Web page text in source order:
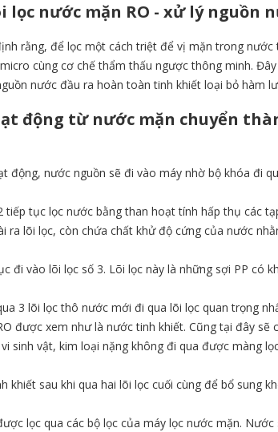
lọc nước mặn RO - xử lý nguồn
rằng, để lọc một cách triệt để vị mặn trong
cùng cơ chế thẩm thấu ngược thông minh.
nước đầu ra hoàn toàn tinh khiết loại bỏ hàm
động từ nước mặn chuyển
động, nước nguồn sẽ đi vào máy nhờ bộ khóa đi
tiếp tục lọc nước bằng than hoạt tính hấp thụ các
ra lõi lọc, còn chứa chất khử độ cứng của nước
đi vào lõi lọc số 3. Lõi lọc này là những sợi PP có
3 lõi lọc thô nước mới đi qua lõi lọc quan trọng
được xem như là nước tinh khiết. Cũng tại đây
sinh vật, kim loại nặng không đi qua được màng
khiết sau khi qua hai lõi lọc cuối cùng để bổ sung
lọc qua các bộ lọc của máy lọc nước mặn.